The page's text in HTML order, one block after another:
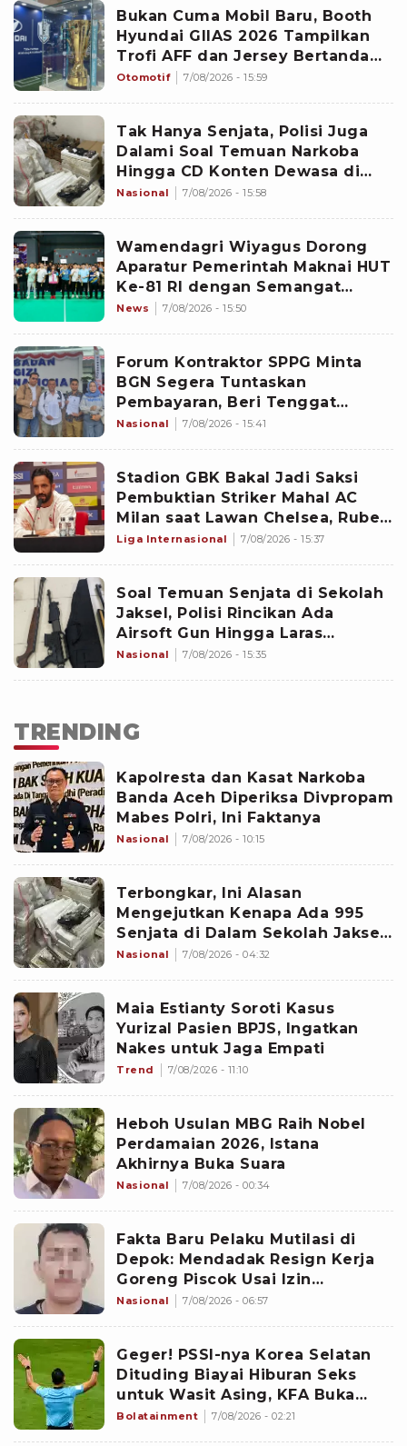
Bukan Cuma Mobil Baru, Booth
Hyundai GIIAS 2026 Tampilkan
Trofi AFF dan Jersey Bertanda
Tangan Timnas
Otomotif 7/08/2026 - 15:59
Tak Hanya Senjata, Polisi Juga
Dalami Soal Temuan Narkoba
Hingga CD Konten Dewasa di
Sekolah Jaksel
Nasional 7/08/2026 - 15:58
Wamendagri Wiyagus Dorong
Aparatur Pemerintah Maknai HUT
Ke-81 RI dengan Semangat
Juang dan Sportivitas
News 7/08/2026 - 15:50
Forum Kontraktor SPPG Minta
BGN Segera Tuntaskan
Pembayaran, Beri Tenggat
hingga Agustus
Nasional 7/08/2026 - 15:41
Stadion GBK Bakal Jadi Saksi
Pembuktian Striker Mahal AC
Milan saat Lawan Chelsea, Ruben
Amorim Janjikan Goncalo Ramos
Liga Internasional 7/08/2026 - 15:37
Soal Temuan Senjata di Sekolah
Jaksel, Polisi Rincikan Ada
Airsoft Gun Hingga Laras
Panjang
Nasional 7/08/2026 - 15:35
TRENDING
Kapolresta dan Kasat Narkoba
Banda Aceh Diperiksa Divpropam
Mabes Polri, Ini Faktanya
Nasional 7/08/2026 - 10:15
Terbongkar, Ini Alasan
Mengejutkan Kenapa Ada 995
Senjata di Dalam Sekolah Jaksel
Sejak 2020
Nasional 7/08/2026 - 04:32
Maia Estianty Soroti Kasus
Yurizal Pasien BPJS, Ingatkan
Nakes untuk Jaga Empati
Trend 7/08/2026 - 11:10
Heboh Usulan MBG Raih Nobel
Perdamaian 2026, Istana
Akhirnya Buka Suara
Nasional 7/08/2026 - 00:34
Fakta Baru Pelaku Mutilasi di
Depok: Mendadak Resign Kerja
Goreng Piscok Usai Izin
Interview di Mal
Nasional 7/08/2026 - 06:57
Geger! PSSI-nya Korea Selatan
Dituding Biayai Hiburan Seks
untuk Wasit Asing, KFA Buka
Suara
Bolatainment 7/08/2026 - 02:21